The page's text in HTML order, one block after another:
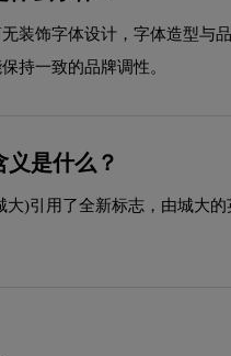
装饰字体设计，字体造型与
持一致的品牌调性。
是什么？
)引用了全新标志，由城大